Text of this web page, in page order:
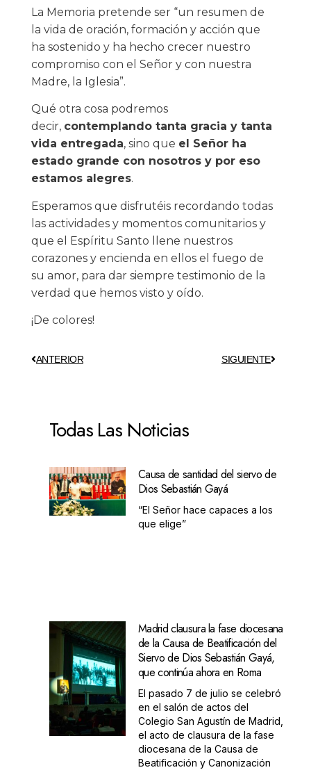
La Memoria pretende ser “un resumen de
la vida de oración, formación y acción que
ha sostenido y ha hecho crecer nuestro
compromiso con el Señor y con nuestra
Madre, la Iglesia”.
Qué otra cosa podremos
decir, contemplando tanta gracia y tanta
vida entregada, sino que el Señor ha
estado grande con nosotros y por eso
estamos alegres.
Esperamos que disfrutéis recordando todas
las actividades y momentos comunitarios y
que el Espíritu Santo llene nuestros
corazones y encienda en ellos el fuego de
su amor, para dar siempre testimonio de la
verdad que hemos visto y oído.
¡De colores!
ANTERIOR SIGUIENTE
Todas Las Noticias
Causa de santidad del siervo de
Dios Sebastián Gayá
“El Señor hace capaces a los
que elige”
Madrid clausura la fase diocesana
de la Causa de Beatificación del
Siervo de Dios Sebastián Gayá,
que continúa ahora en Roma
El pasado 7 de julio se celebró
en el salón de actos del
Colegio San Agustín de Madrid,
el acto de clausura de la fase
diocesana de la Causa de
Beatificación y Canonización